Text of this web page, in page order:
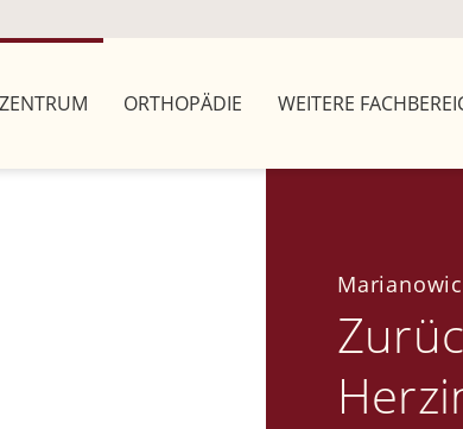
ZENTRUM ORTHOPÄDIE WEITERE